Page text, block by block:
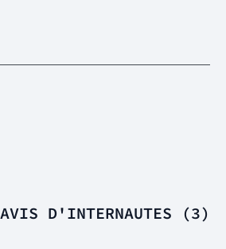
D'INTERNAUTES (3)